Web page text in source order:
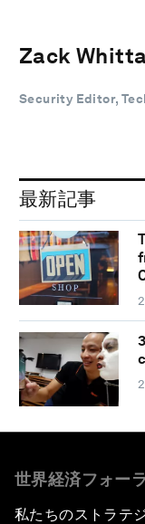
Zack
Security Editor,
最新記事
世界経済フォー
私たちのストラテ